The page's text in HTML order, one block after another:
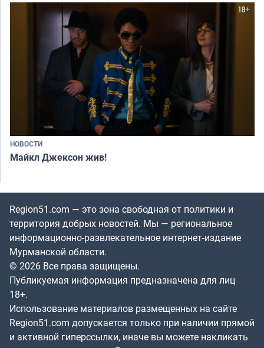
НОВОСТИ
Майкл Джексон жив!
Region51.com — это зона свободная от политики и
территория добрых новостей. Мы — региональное
информационно-развлекательное интернет-издание
Мурманской области.
© 2026 Все права защищены.
Публикуемая информация предназначена для лиц
18+.
Использование материалов размещенных на сайте
Region51.com допускается только при наличии прямой
и активной гиперссылки, иначе вы можете накликать